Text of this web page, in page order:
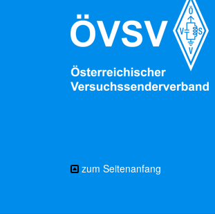
zum Seitenanfang